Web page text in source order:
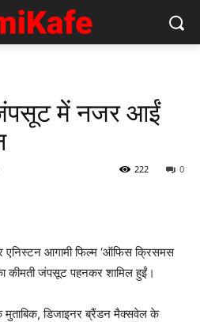
में नजर आईं
0
222
एनिस्टन आगामी फिल्म ‘ऑफिस क्रिसमस
कीमती जंपसूट पहनकर शामिल हुईं।
मुताबिक, डिजाइनर ब्रैंडन मैक्सवेल के